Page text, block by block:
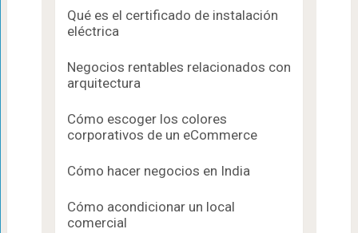
Qué es el certificado de instalación
eléctrica
Negocios rentables relacionados con
arquitectura
Cómo escoger los colores
corporativos de un eCommerce
Cómo hacer negocios en India
Cómo acondicionar un local
comercial